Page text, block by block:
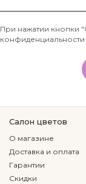
Телефон
*
При нажатии кнопки
Салон цветов
О магазине
Доставка и оплата
Гарантии
Скидки